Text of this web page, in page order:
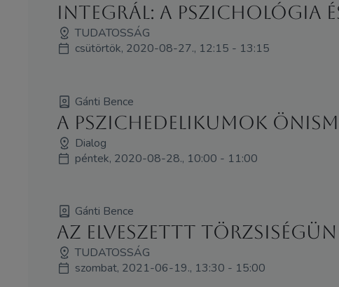
Integrál: a pszichológia
TUDATOSSÁG
csütörtök, 2020-08-27., 12:15 - 13:15
Gánti Bence
A pszichedelikumok
Dialog
péntek, 2020-08-28., 10:00 - 11:00
Gánti Bence
Az elveszettt
TUDATOSSÁG
szombat, 2021-06-19., 13:30 - 15:00